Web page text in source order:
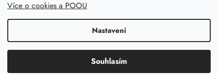
Více o cookies a POOU
Nastavení
Souhlasím
Dotace 50% z NZÚ
Boost by Pipdrive
Kontakty
Sledujte nás